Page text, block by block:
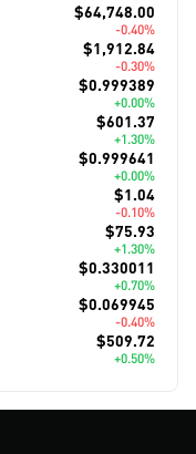
$64,748.00
-0.40%
$1,912.84
-0.30%
$0.999389
+0.00%
$601.37
+1.30%
$0.999641
+0.00%
$1.04
-0.10%
$75.93
+1.30%
$0.330011
+0.70%
$0.069945
-0.40%
$509.72
+0.50%